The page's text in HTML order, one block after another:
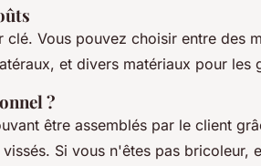
clé. Vous pouvez choisir entre des
et divers matériaux pour les
?
être assemblés par le client
Si vous n'êtes pas bricoleur,